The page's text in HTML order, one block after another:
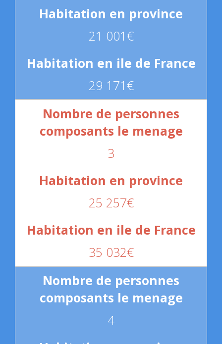
21 001€
29 171€
3
25 257€
35 032€
4